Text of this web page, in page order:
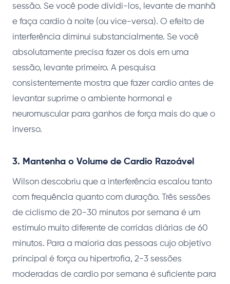
sessão. Se você pode dividi-los, levante de manhã
e faça cardio à noite (ou vice-versa). O efeito de
interferência diminui substancialmente. Se você
absolutamente precisa fazer os dois em uma
sessão, levante primeiro. A pesquisa
consistentemente mostra que fazer cardio antes de
levantar suprime o ambiente hormonal e
neuromuscular para ganhos de força mais do que o
inverso.
3. Mantenha o Volume de Cardio Razoável
Wilson descobriu que a interferência escalou tanto
com frequência quanto com duração. Três sessões
de ciclismo de 20-30 minutos por semana é um
estímulo muito diferente de corridas diárias de 60
minutos. Para a maioria das pessoas cujo objetivo
principal é força ou hipertrofia, 2-3 sessões
moderadas de cardio por semana é suficiente para